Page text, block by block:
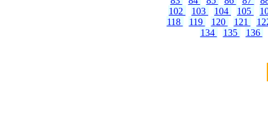
102
103 104 105
118
119 120 121
134
135 136